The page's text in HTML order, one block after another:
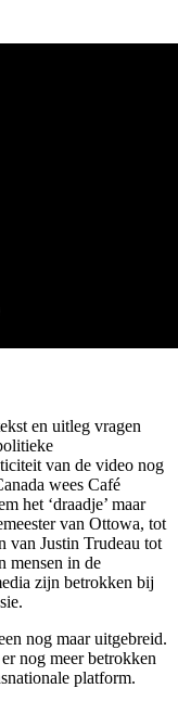
en uitleg vragen
van de video nog
wees Café
het ‘draadje’ maar
van Ottowa, tot
van Justin Trudeau tot
mensen in de
zijn betrokken bij
nog maar uitgebreid.
nog meer betrokken
platform.